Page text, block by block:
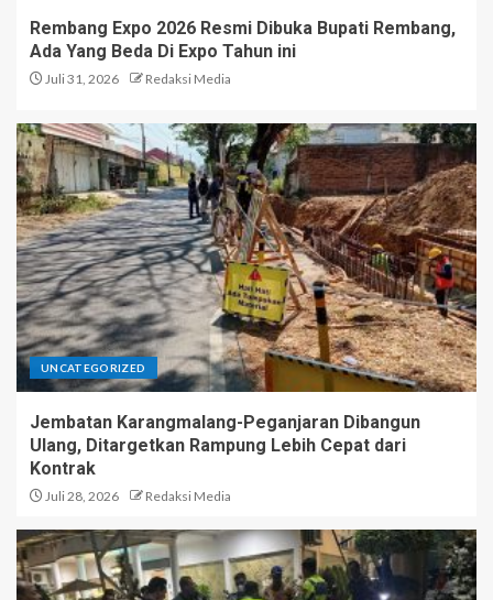
Rembang Expo 2026 Resmi Dibuka Bupati Rembang,
Ada Yang Beda Di Expo Tahun ini
Juli 31, 2026 Redaksi Media
UNCATEGORIZED
Jembatan Karangmalang-Peganjaran Dibangun
Ulang, Ditargetkan Rampung Lebih Cepat dari
Kontrak
Juli 28, 2026 Redaksi Media